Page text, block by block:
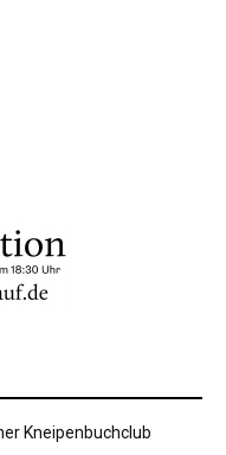
Kneipenbuchclub